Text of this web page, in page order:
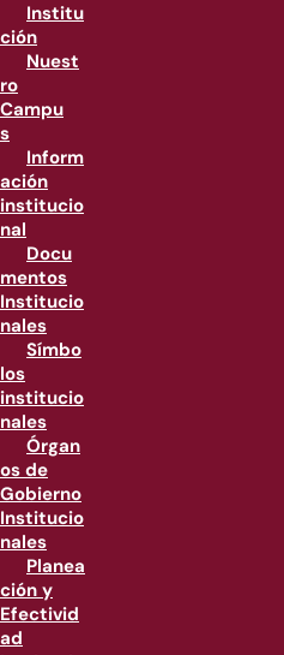
Institu
ción
Nuest
ro
Campu
s
Inform
ación
institucio
nal
Docu
mentos
Institucio
nales
Símbo
los
institucio
nales
Órgan
os de
Gobierno
Institucio
nales
Planea
ción y
Efectivid
ad